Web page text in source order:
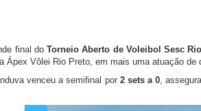
final doTorneio Aberto de Voleibol Sesc
Vôlei Rio Preto, em mais uma atuação de
venceu a semifinal por 2 sets a 0,